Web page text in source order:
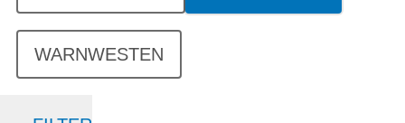
WARNWESTEN